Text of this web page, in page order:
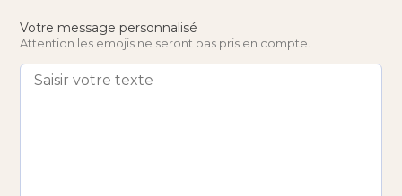
Votre message personnalisé
Attention les emojis ne seront pas pris en compte.